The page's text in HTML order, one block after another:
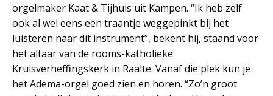
orgelmaker Kaat & Tijhuis uit Kampen. “Ik heb zelf
ook al wel eens een traantje weggepinkt bij het
luisteren naar dit instrument”, bekent hij, staand voor
het altaar van de rooms-katholieke
Kruisverheffingskerk in Raalte. Vanaf die plek kun je
het Adema-orgel goed zien en horen. “Zo’n groot